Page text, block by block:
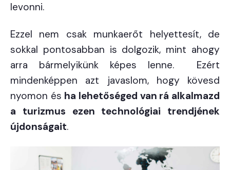
levonni.
Ezzel nem csak munkaerőt helyettesít, de
sokkal pontosabban is dolgozik, mint ahogy
arra bármelyikünk képes lenne. Ezért
mindenképpen azt javaslom, hogy kövesd
nyomon és ha lehetőséged van rá alkalmazd
a turizmus ezen technológiai trendjének
újdonságait.